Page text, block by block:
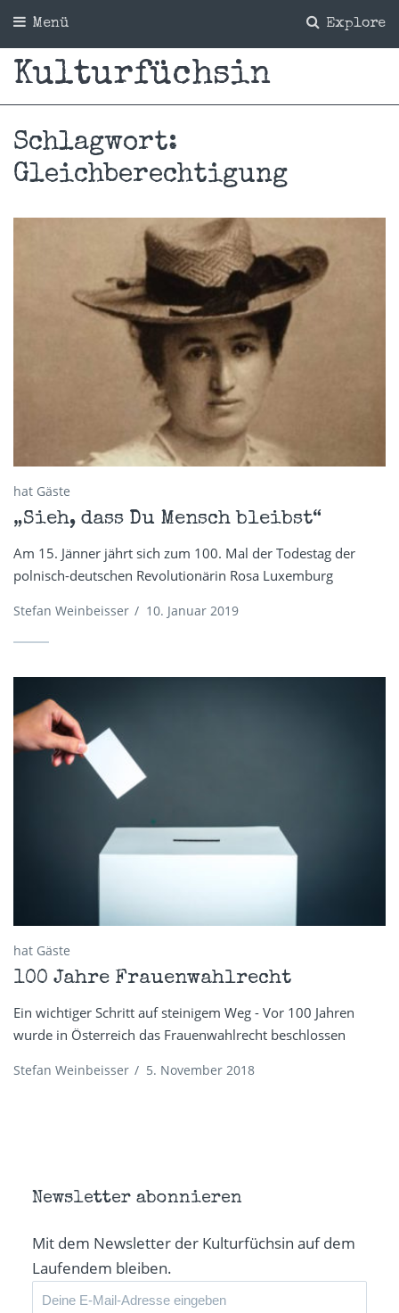
Explore
Menü
Kulturfüchsin
Schlagwort:
Gleichberechtigung
hat Gäste
„Sieh, dass Du Mensch bleibst“
Am 15. Jänner jährt sich zum 100. Mal der Todestag der
polnisch-deutschen Revolutionärin Rosa Luxemburg
Stefan Weinbeisser / 10. Januar 2019
hat Gäste
100 Jahre Frauenwahlrecht
Ein wichtiger Schritt auf steinigem Weg - Vor 100 Jahren
wurde in Österreich das Frauenwahlrecht beschlossen
Stefan Weinbeisser / 5. November 2018
Newsletter abonnieren
Mit dem Newsletter der Kulturfüchsin auf dem
Laufendem bleiben.